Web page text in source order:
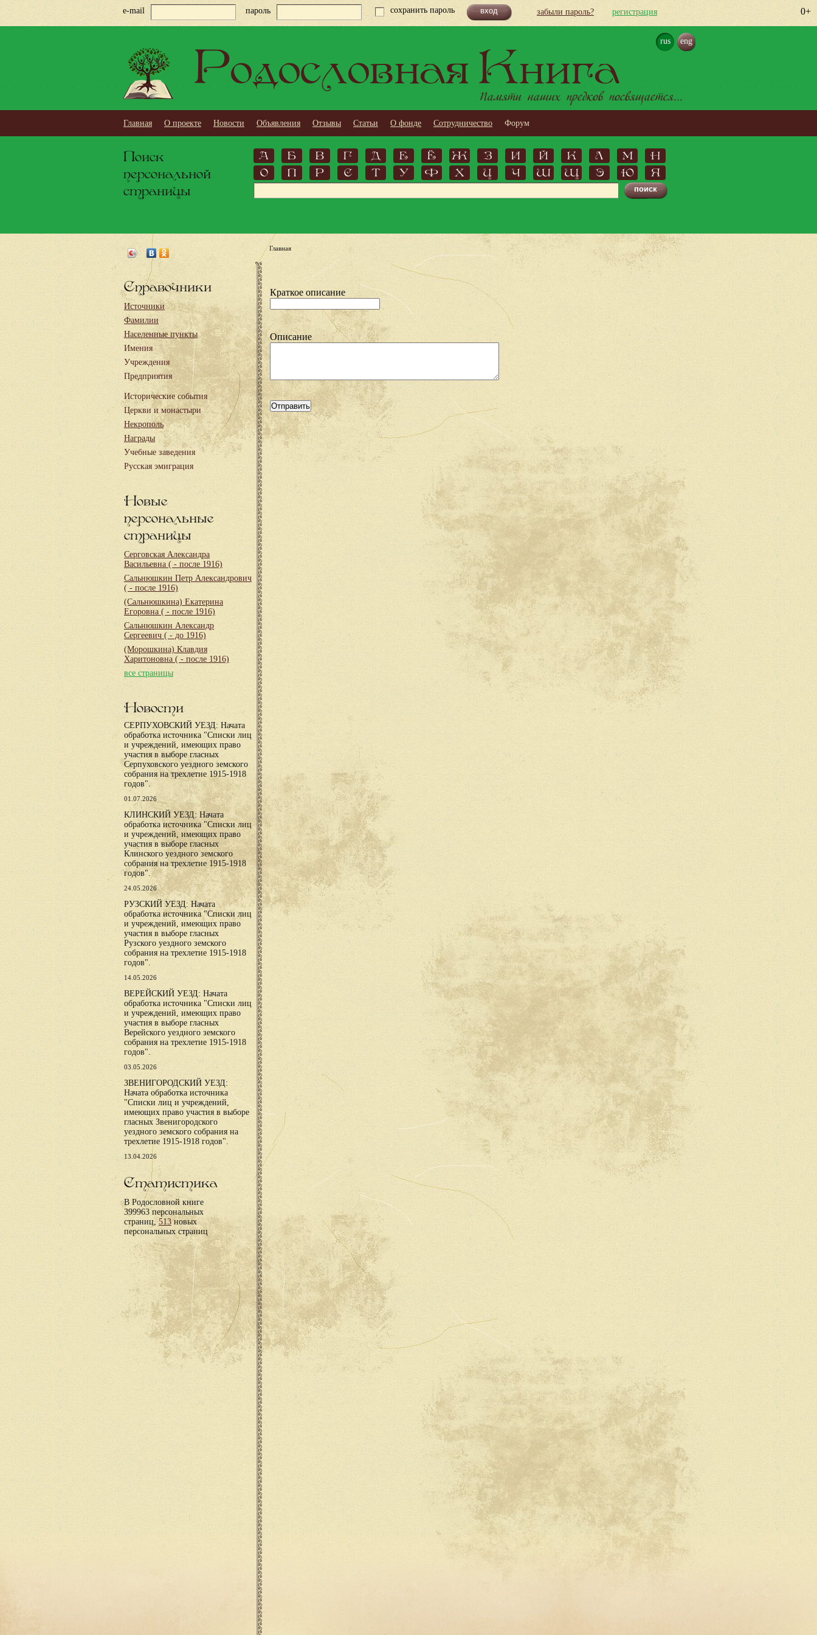
0+
e-mail пароль сохранить пароль забыли пароль? регистрация
rus eng
Родословная Книга
Памяти наших предков посвящается...
Главная О проекте Новости Объявления Отзывы Статьи О фонде Сотрудничество Форум
Поиск
персональной
страницы
А Б В Г Д Е Ё Ж З И Й К Л М
Н
О
П Р С Т У Ф Х Ц Ч Ш Щ Э Ю Я
Справочники
Источники
Фамилии
Населенные пункты
Имения
Учреждения
Предприятия
Исторические события
Церкви и монастыри
Некрополь
Награды
Учебные заведения
Русская эмиграция
Новые
персональные
страницы
Серговская Александра
Васильевна ( - после 1916)
Сальнюшкин Петр Александрович
( - после 1916)
(Сальнюшкина) Екатерина
Егоровна ( - после 1916)
Сальнюшкин Александр
Сергеевич ( - до 1916)
(Морошкина) Клавдия
Харитоновна ( - после 1916)
все страницы
Новости
СЕРПУХОВСКИЙ УЕЗД: Начата
обработка источника "Списки лиц
и учреждений, имеющих право
участия в выборе гласных
Серпуховского уездного земского
собрания на трехлетие 1915-1918
годов".
01.07.2026
КЛИНСКИЙ УЕЗД: Начата
обработка источника "Списки лиц
и учреждений, имеющих право
участия в выборе гласных
Клинского уездного земского
собрания на трехлетие 1915-1918
годов".
24.05.2026
РУЗСКИЙ УЕЗД: Начата
обработка источника "Списки лиц
и учреждений, имеющих право
участия в выборе гласных
Рузского уездного земского
собрания на трехлетие 1915-1918
годов".
14.05.2026
ВЕРЕЙСКИЙ УЕЗД: Начата
обработка источника "Списки лиц
и учреждений, имеющих право
участия в выборе гласных
Верейского уездного земского
собрания на трехлетие 1915-1918
годов".
03.05.2026
ЗВЕНИГОРОДСКИЙ УЕЗД:
Начата обработка источника
"Списки лиц и учреждений,
имеющих право участия в выборе
гласных Звенигородского
уездного земского собрания на
трехлетие 1915-1918 годов".
13.04.2026
Статистика
В Родословной книге
399963 персональных
страниц,513новых
персональных страниц
Главная
Краткое описание
Описание